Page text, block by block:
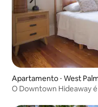
Apartamento ⋅ West
O Downtown Hideaway